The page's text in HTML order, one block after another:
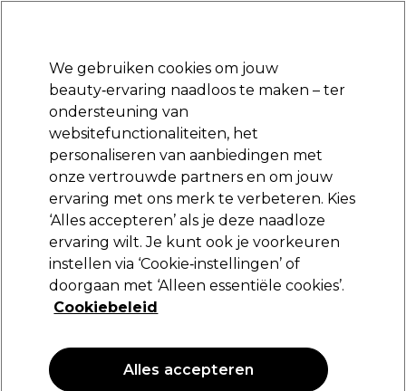
Aanmelden
Merken Deals Haar Elektra
Volgende dag geleverd*
Na verzending, maandag t/m vrijdag
Beauty Wimpers en wenkbrauwen
Wenkbrauwen waxen of
threaden
Wenkbrauwen waxen of threaden
Sorteren op:
We gebruiken cookies om jouw
beauty‑ervaring naadloos te maken – ter
ondersteuning van
websitefunctionaliteiten, het
personaliseren van aanbiedingen met
onze vertrouwde partners en om jouw
ervaring met ons merk te verbeteren. Kies
‘Alles accepteren’ als je deze naadloze
ervaring wilt. Je kunt ook je voorkeuren
instellen via ‘Cookie‑instellingen’ of
doorgaan met ‘Alleen essentiële cookies’.
Cookiebeleid
Alles accepteren